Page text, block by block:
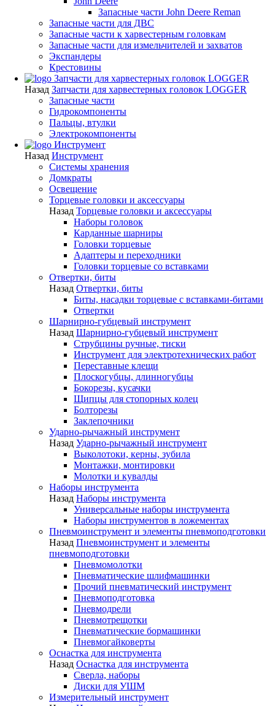
Запасные части John Deere Reman
Запасные части для ДВС
Запасные части к харвестерным головкам
Запасные части для измельчителей и захватов
Экспандеры
Крестовины
Запчасти для харвестерных головок LOGGER
Назад Запчасти для харвестерных головок LOGGER
Запасные части
Гидрокомпоненты
Пальцы, втулки
Электрокомпоненты
Инструмент
Назад Инструмент
Системы хранения
Домкраты
Освещение
Торцевые головки и аксессуары
Назад Торцевые головки и аксессуары
Наборы головок
Карданные шарниры
Головки торцевые
Адаптеры и переходники
Головки торцевые со вставками
Отвертки, биты
Назад Отвертки, биты
Биты, насадки торцевые с вставками-битами
Отвертки
Шарнирно-губцевый инструмент
Назад Шарнирно-губцевый инструмент
Струбцины ручные, тиски
Инструмент для электротехнических работ
Переставные клещи
Плоскогубцы, длинногубцы
Бокорезы, кусачки
Щипцы для стопорных колец
Болторезы
Заклепочники
Ударно-рычажный инструмент
Назад Ударно-рычажный инструмент
Выколотоки, керны, зубила
Монтажки, монтировки
Молотки и кувалды
Наборы инструмента
Назад Наборы инструмента
Универсальные наборы инструмента
Наборы инструментов в ложементах
Пневмоинструмент и элементы пневмоподготовки
Назад Пневмоинструмент и элементы
пневмоподготовки
Пневмомолотки
Пневматические шлифмашинки
Прочий пневматический инструмент
Пневмоподготовка
Пневмодрели
Пневмотрещотки
Пневматические бормашинки
Пневмогайковерты
Оснастка для инструмента
Назад Оснастка для инструмента
Сверла, наборы
Диски для УШМ
Измерительный инструмент